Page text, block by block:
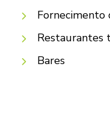
Fornecimento
Restaurantes
Bares